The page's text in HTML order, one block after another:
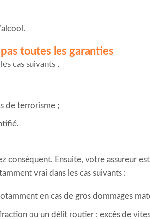
toutes les garanties
cas suivants :
de terrorisme ;
conséquent. Ensuite, votre assureur
vrai dans les cas suivants :
en cas de gros dommages
ou un délit routier : excès de